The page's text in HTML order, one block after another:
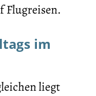
Flugreisen.
im
liegt